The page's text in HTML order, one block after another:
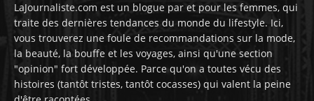
LaJournaliste.com est un blogue par et pour les femmes, qui
traite des dernières tendances du monde du lifestyle. Ici,
vous trouverez une foule de recommandations sur la mode,
la beauté, la bouffe et les voyages, ainsi qu'une section
"opinion" fort développée. Parce qu'on a toutes vécu des
histoires (tantôt tristes, tantôt cocasses) qui valent la peine